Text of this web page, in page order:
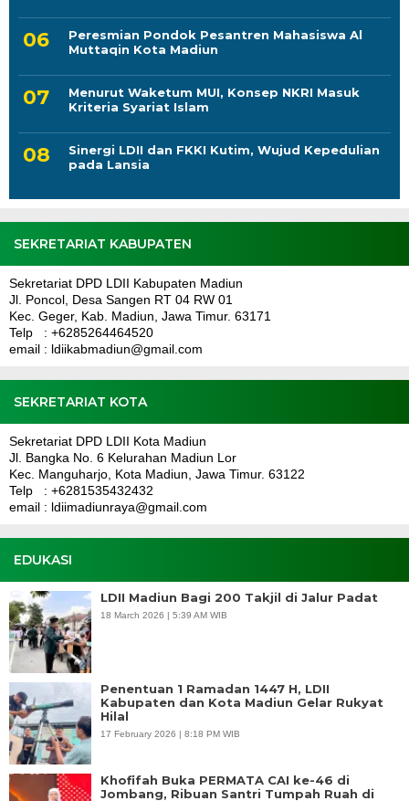
Peresmian Pondok Pesantren Mahasiswa Al
Muttaqin Kota Madiun
Menurut Waketum MUI, Konsep NKRI Masuk
Kriteria Syariat Islam
Sinergi LDII dan FKKI Kutim, Wujud Kepedulian
pada Lansia
SEKRETARIAT KABUPATEN
Sekretariat DPD LDII Kabupaten Madiun
Jl. Poncol, Desa Sangen RT 04 RW 01
Kec. Geger, Kab. Madiun, Jawa Timur. 63171
Telp : +6285264464520
email : ldiikabmadiun@gmail.com
SEKRETARIAT KOTA
Sekretariat DPD LDII Kota Madiun
Jl. Bangka No. 6 Kelurahan Madiun Lor
Kec. Manguharjo, Kota Madiun, Jawa Timur. 63122
Telp : +6281535432432
email : ldiimadiunraya@gmail.com
EDUKASI
LDII Madiun Bagi 200 Takjil di Jalur Padat
18 March 2026 | 5:39 AM WIB
Penentuan 1 Ramadan 1447 H, LDII
Kabupaten dan Kota Madiun Gelar Rukyat
Hilal
17 February 2026 | 8:18 PM WIB
Khofifah Buka PERMATA CAI ke-46 di
Jombang, Ribuan Santri Tumpah Ruah di